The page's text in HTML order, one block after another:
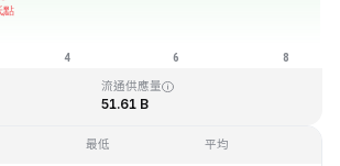
14:36 (GMT+0)
流通供應量
51.61 B
最低 平均